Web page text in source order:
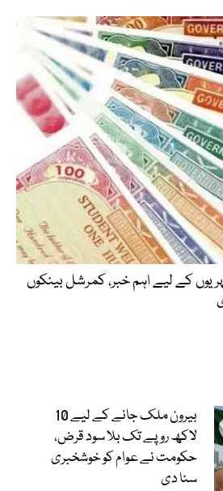
بیرون ملک جانے کے لیے 10
لاکھ روپے تک بلا سود قرض،
حکومت نے عوام کو خوشخبری
سنا دی
کے لیے اہم خبر، کمرشل بینکوں